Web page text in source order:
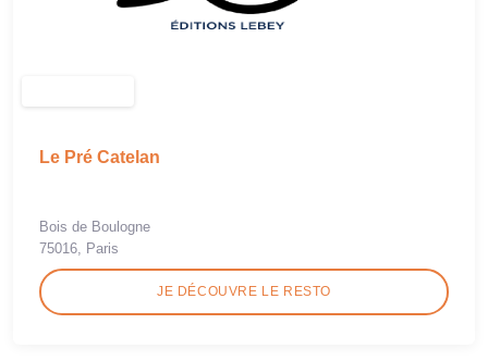
Le Pré Catelan
Bois de Boulogne
75016, Paris
JE DÉCOUVRE LE RESTO